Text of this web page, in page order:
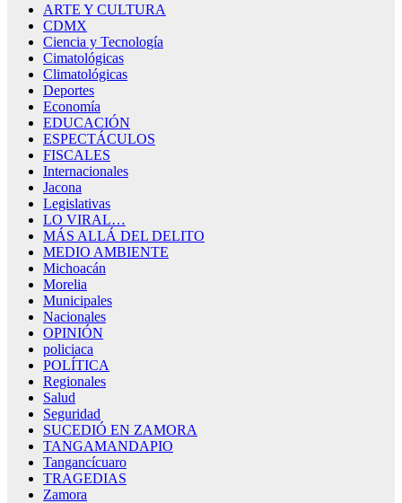
ARTE Y CULTURA
CDMX
Ciencia y Tecnología
Cimatológicas
Climatológicas
Deportes
Economía
EDUCACIÓN
ESPECTÁCULOS
FISCALES
Internacionales
Jacona
Legislativas
LO VIRAL…
MÁS ALLÁ DEL DELITO
MEDIO AMBIENTE
Michoacán
Morelia
Municipales
Nacionales
OPINIÓN
policiaca
POLÍTICA
Regionales
Salud
Seguridad
SUCEDIÓ EN ZAMORA
TANGAMANDAPIO
Tangancícuaro
TRAGEDIAS
Zamora